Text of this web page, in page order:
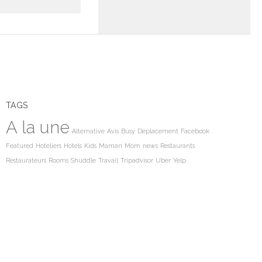
TAGS
A la une Alternative Avis Busy Deplacement Facebook
Featured Hoteliers Hotels Kids Maman Mom news Restaurants
Restaurateurs Rooms Shuddle Travail Tripadvisor Uber Yelp